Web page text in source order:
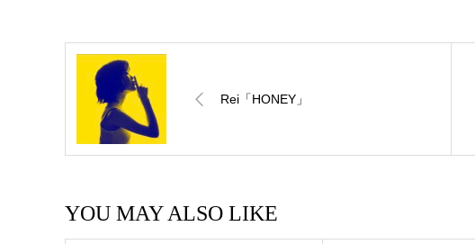
Rei「HONEY」
YOU MAY ALSO LIKE